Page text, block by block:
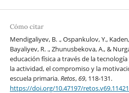
Cómo citar
Mendigaliyev, B. ., Ospankulov, Y.,
Bayaliyev, R. ., Zhunusbekova, A., &
educación física a través de la
la actividad, el compromiso y la
escuela primaria.Retos,69, 118-131.
https://doi.org/10.47197/